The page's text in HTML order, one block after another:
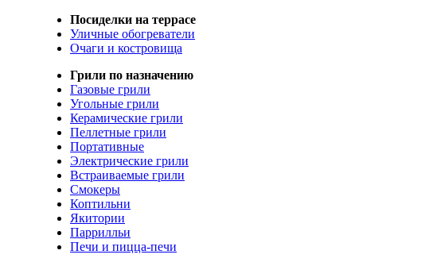
Посиделки на террасе
Уличные обогреватели
Очаги и костровища
Грили по назначению
Газовые грили
Угольные грили
Керамические грили
Пеллетные грили
Портативные
Электрические грили
Встраиваемые грили
Смокеры
Коптильни
Якитории
Паррилльи
Печи и пицца-печи